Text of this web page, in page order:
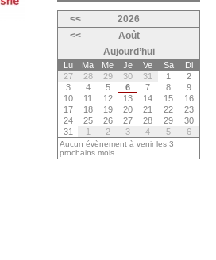
<<
2026
<<
Août
Aujourd’hui
Lu Ma Me Je Ve Sa
Di
27
28 29 30 31 1
2
3
4 5 6 7 8
9
10
11 12 13 14 15
16
17
18 19 20 21 22
23
24
25 26 27 28 29
30
31
1 2 3 4 5 6
Aucun évènement à venir les 3
prochains mois